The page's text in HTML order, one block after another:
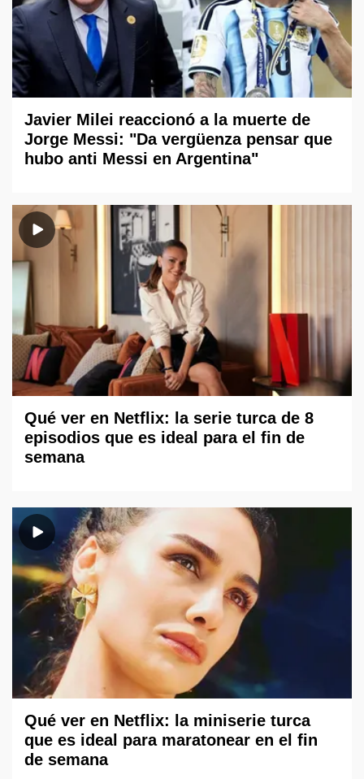
Javier Milei reaccionó a la muerte de
Jorge Messi: "Da vergüenza pensar que
hubo anti Messi en Argentina"
Qué ver en Netflix: la serie turca de 8
episodios que es ideal para el fin de
semana
Qué ver en Netflix: la miniserie turca
que es ideal para maratonear en el fin
de semana